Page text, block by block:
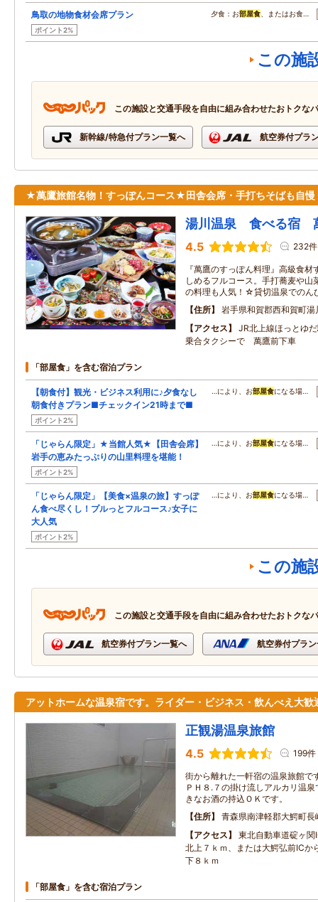
鳥取の地物食材会席プラン
ポイント2%
夕食：お部屋食 、またはお食…
この施
この施設と交通手段を自由に組み合わせたおトクな
新幹線/特急付プラン一覧へ 航空券付プラ
★萬鷹旅館名物！すっぽんコース★田舎会席・手打ちそばも自慢
湯川温泉 食べる宿
4.5 232件
『萬鷹のすっぽん料理』高級食
しめるフルコース。手打蕎麦や山
の料理も人気！☆貸切温泉での
住所
岩手県和賀郡西和賀町
アクセス
JR北上線ほっとゆ
乗合タクシーで 萬鷹前下車
「部屋食」を含む宿泊プラン
【朝食付】観光・ビジネス利用に♪夕食なし
朝食付きプラン■チェックイン21時まで■
ポイント2%
…により、お部屋食になる場…
「じゃらん限定」★当館人気★【田舎会席】
岩手の恵みたっぷりの山里料理を堪能！
ポイント2%
…により、お部屋食になる場…
「じゃらん限定」【美食×温泉の旅】すっぽ
ん食べ尽くし！プルっとフルコース♪女子に
大人気
ポイント2%
…により、お部屋食になる場…
この施
この施設と交通手段を自由に組み合わせたおトクな
航空券付プラン一覧へ 航空券付プラ
アットホームな温泉宿です。ライダー・ビジネス・飲んべえ大歓
正観湯温泉旅館
4.5 199件
街から離れた一軒宿の温泉旅館で
ＰＨ８.７の掛け流しアルカリ温
きなお酒の持込ＯＫです。
住所
青森県南津軽郡大鰐町
アクセス
東北自動車道碇ヶ
北上７ｋｍ、または大鰐弘前ICか
下８ｋｍ
「部屋食」を含む宿泊プラン